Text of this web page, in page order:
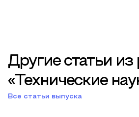
Другие статьи из
«Технические
Все статьи выпуска